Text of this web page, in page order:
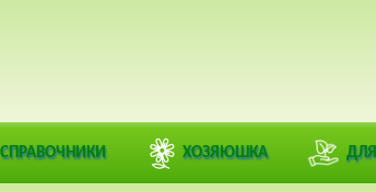
СПРАВОЧНИКИ ХОЗЯЮШКА